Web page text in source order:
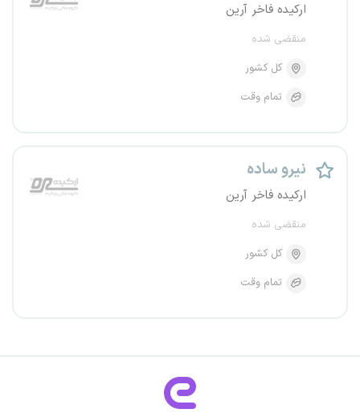
ارکیده فاخر آرین
منقضی شده
کل کشور
تمام وقت
نیرو ساده
ارکیده فاخر آرین
منقضی شده
کل کشور
تمام وقت